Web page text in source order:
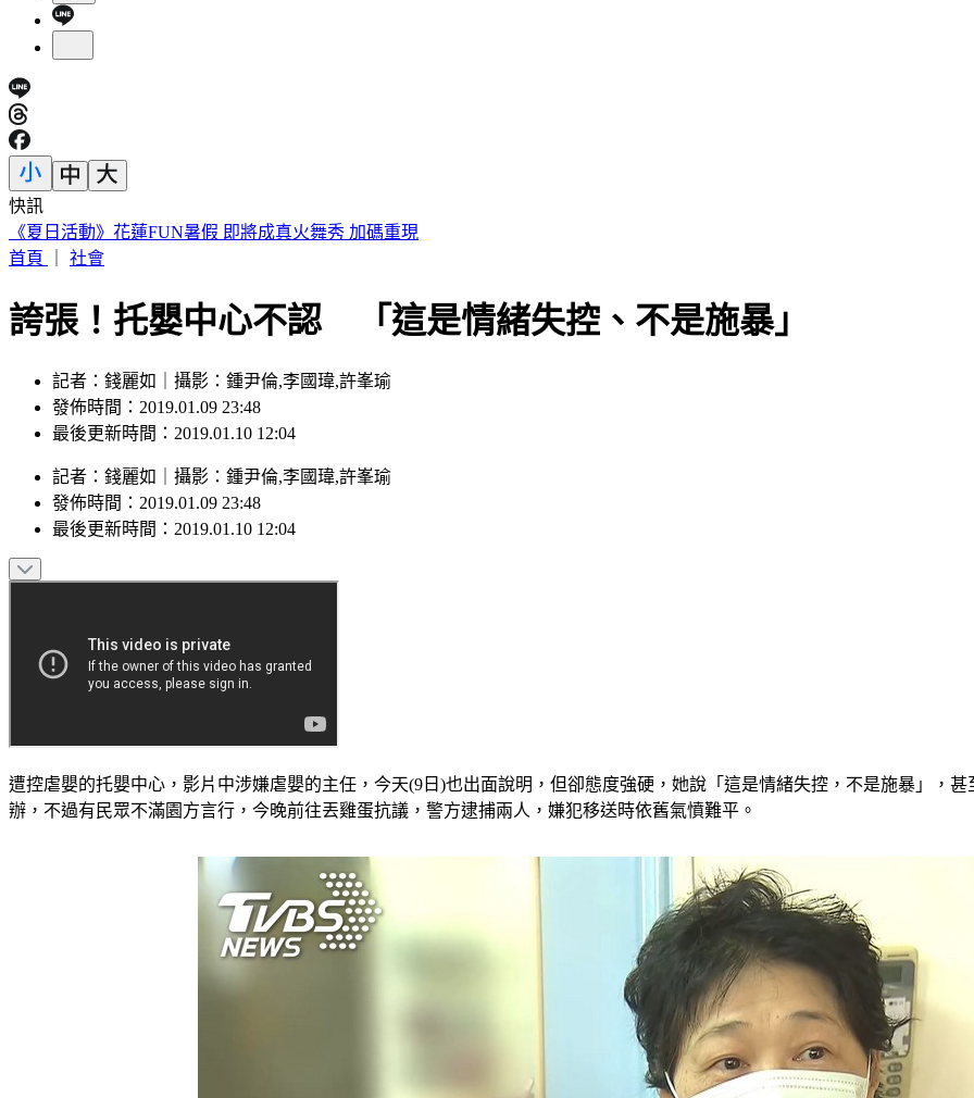
快訊
阿伯車廂內狂罵女兒！列車長下班後勸阻被爆揍
首頁
社會
誇張！托嬰中心不認 「這是情緒失控、不是施暴」
記者：錢麗如｜攝影：鍾尹倫,李國瑋,許峯瑜
發佈時間：2019.01.09 23:48
最後更新時間：2019.01.10 12:04
記者 ： 錢麗如 攝影 ： 鍾尹倫,李國瑋,許峯瑜
發佈時間： 2019.01.09 23:48
最後更新時間： 2019.01.10 12:04
遭控虐嬰的托嬰中心，影片中涉嫌虐嬰的主任，今天(9日)也出面說明，但卻態度強硬，她說「這是情緒失控，不是施暴」，
辦，不過有民眾不滿園方言行，今晚前往丟雞蛋抗議，警方逮捕兩人，嫌犯移送時依舊氣憤難平。